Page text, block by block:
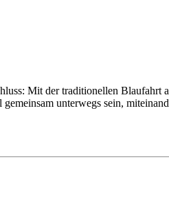
Mit der traditionellen Blaufahrt
unterwegs sein,